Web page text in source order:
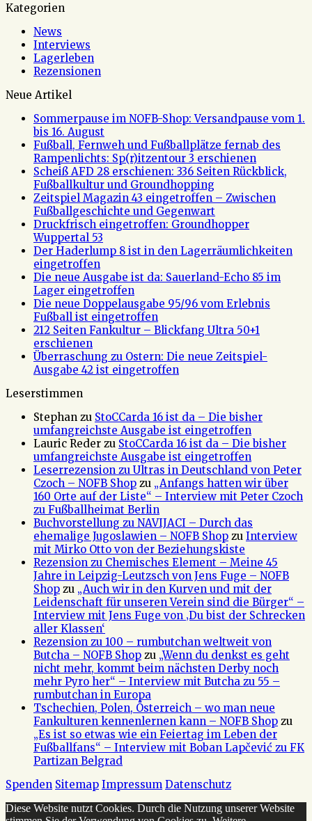
Kategorien
News
Interviews
Lagerleben
Rezensionen
Neue Artikel
Sommerpause im NOFB-Shop: Versandpause vom 1.
bis 16. August
Fußball, Fernweh und Fußballplätze fernab des
Rampenlichts: Sp(r)itzentour 3 erschienen
Scheiß AFD 28 erschienen: 336 Seiten Rückblick,
Fußballkultur und Groundhopping
Zeitspiel Magazin 43 eingetroffen – Zwischen
Fußballgeschichte und Gegenwart
Druckfrisch eingetroffen: Groundhopper
Wuppertal 53
Der Haderlump 8 ist in den Lagerräumlichkeiten
eingetroffen
Die neue Ausgabe ist da: Sauerland-Echo 85 im
Lager eingetroffen
Die neue Doppelausgabe 95/96 vom Erlebnis
Fußball ist eingetroffen
212 Seiten Fankultur – Blickfang Ultra 50+1
erschienen
Überraschung zu Ostern: Die neue Zeitspiel-
Ausgabe 42 ist eingetroffen
Leserstimmen
Stephan zu StoCCarda 16 ist da – Die bisher
umfangreichste Ausgabe ist eingetroffen
Lauric Reder zu StoCCarda 16 ist da – Die bisher
umfangreichste Ausgabe ist eingetroffen
Leserrezension zu Ultras in Deutschland von Peter
Czoch – NOFB Shop zu „Anfangs hatten wir über
160 Orte auf der Liste“ – Interview mit Peter Czoch
zu Fußballheimat Berlin
Buchvorstellung zu NAVIJACI – Durch das
ehemalige Jugoslawien – NOFB Shop zu Interview
mit Mirko Otto von der Beziehungskiste
Rezension zu Chemisches Element – Meine 45
Jahre in Leipzig-Leutzsch von Jens Fuge – NOFB
Shop zu „Auch wir in den Kurven und mit der
Leidenschaft für unseren Verein sind die Bürger“ –
Interview mit Jens Fuge von ‚Du bist der Schrecken
aller Klassen‘
Rezension zu 100 – rumbutchan weltweit von
Butcha – NOFB Shop zu „Wenn du denkst es geht
nicht mehr, kommt beim nächsten Derby noch
mehr Pyro her“ – Interview mit Butcha zu 55 –
rumbutchan in Europa
Tschechien, Polen, Österreich – wo man neue
Fankulturen kennenlernen kann – NOFB Shop zu
„Es ist so etwas wie ein Feiertag im Leben der
Fußballfans“ – Interview mit Boban Lapčević zu FK
Partizan Belgrad
Spenden Sitemap Impressum Datenschutz
Diese Website nutzt Cookies. Durch die Nutzung unserer Website